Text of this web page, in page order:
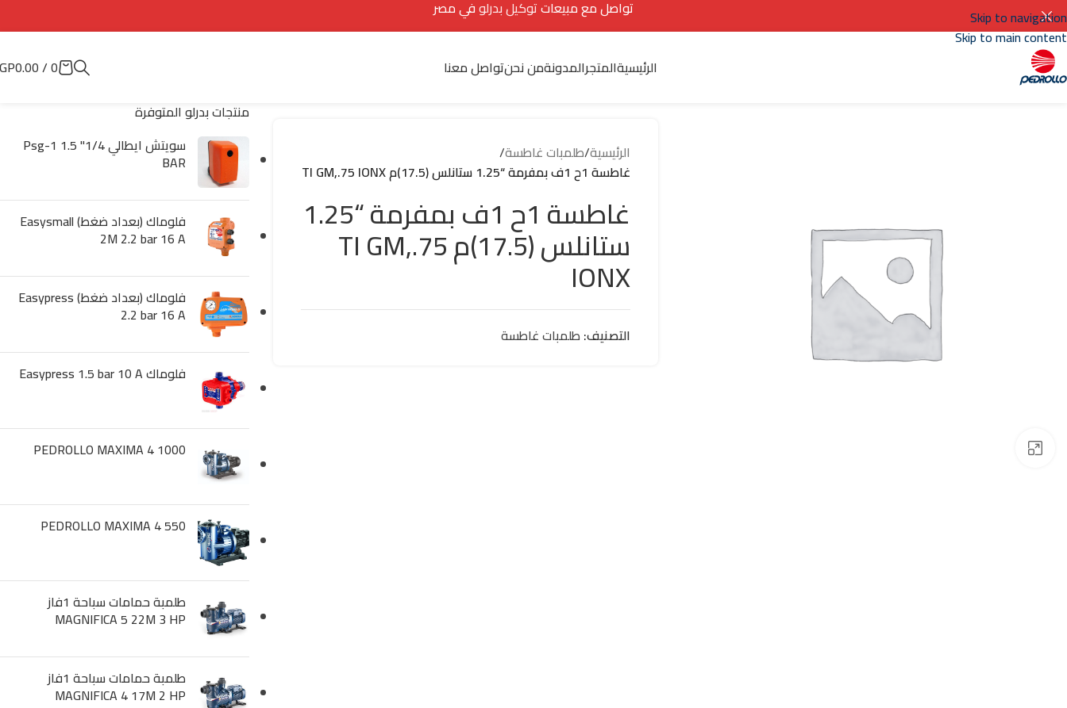
Skip to navigation
Skip to main content
تواصل مع مبيعاتتوكيل بدرلوفي مصر
الرئيسيةالمتجرالمدونةمن نحنتواصل معنا 0
/
0.00
الرئيسية/طلمبات غاطسة/
غاطسة 1ح 1ف بمفرمة “1.25 ستانلس (17.5)م TI GM,.75 IONX
غاطسة 1ح 1ف بمفرمة “1.25
ستانلس (17.5)م TI GM,.75
IONX
التصنيف: طلمبات غاطسة
منتجات بدرلو المتوفرة
سويتش ايطالي 1/4" Psg-1 1.5
BAR
فلوماك (بعداد ضغط) Easysmall
2M 2.2 bar 16 A
فلوماك (بعداد ضغط) Easypress
2.2 bar 16 A
فلوماك Easypress 1.5 bar 10 A
PEDROLLO MAXIMA 4 1000
PEDROLLO MAXIMA 4 550
طلمبة حمامات سباحة 1فاز
MAGNIFICA 5 22M 3 HP
طلمبة حمامات سباحة 1فاز
MAGNIFICA 4 17M 2 HP